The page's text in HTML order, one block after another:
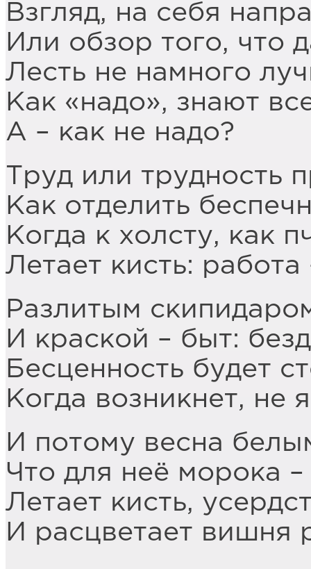
Взгляд, на себя
Или обзор того, что
Лесть не намного
Как «надо», знают
А – как не надо?
Труд или трудность
Как отделить
Когда к холсту, как
Летает кисть: работа
Разлитым
И краской – быт:
Бесценность будет
Когда возникнет, не
И потому весна
Что для неё морока
Летает кисть,
И расцветает вишня